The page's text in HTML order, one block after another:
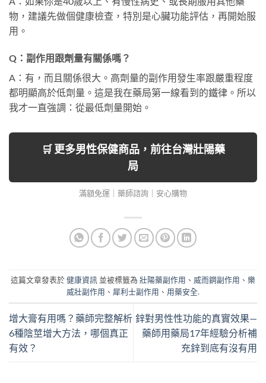
物，建議先做個健康檢查，特別是心臟功能評估，再開始服
用。
Q：副作用跟劑量有關係嗎？
A：有，而且關係很大。高劑量的副作用發生率跟嚴重程度
都明顯高於低劑量。這是我在藥局第一線看到的鐵律。所以
我才一直強調：從最低劑量開始。
🛒 更多男性保健商品，前往台灣壯陽藥
局
滿額免運｜藥師諮詢｜安心購物
這篇文章發表於健康資訊 並被標籤為 壯陽藥副作用 、 威而鋼副作用 、 樂
威壯副作用 、 犀利士副作用 、 用藥安全.
增大膏有用嗎？藥師完整解析
6種陰莖增大方法，哪個真正
有效？
鋅對男性性功能的真實效果—
藥師用藥局17年經驗分析補
充鋅到底有沒有用